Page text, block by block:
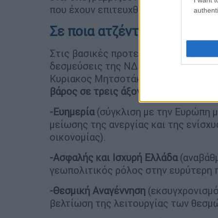
που έχουν επιτευχθεί.
Σε ποια ατζέντα ποντάρει η
Στις βασικές προτεραιότητες- που
δεσμεύσεις της ΝΔ για την επόμενη
Κυριακος Μητσοτάκης. Ειδικότερα
βάρος σε τρεις άξονες
-Ευημερία(σύγκλιση με την Ευρώπη
μείωσης της ανεργίας και της
οικονομίας).
-Ασφαλής και Ισχυρή Ελλάδα
γεωπολιτικός ρόλος στην ευρύτερη
-Θεσμική Αναγέννηση
βελτίωση της λειτουργίας των